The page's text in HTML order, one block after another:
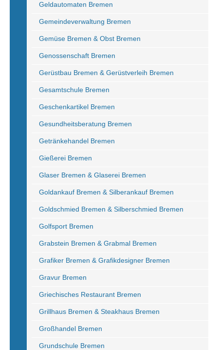
Geldautomaten Bremen
Gemeindeverwaltung Bremen
Gemüse Bremen & Obst Bremen
Genossenschaft Bremen
Gerüstbau Bremen & Gerüstverleih Bremen
Gesamtschule Bremen
Geschenkartikel Bremen
Gesundheitsberatung Bremen
Getränkehandel Bremen
Gießerei Bremen
Glaser Bremen & Glaserei Bremen
Goldankauf Bremen & Silberankauf Bremen
Goldschmied Bremen & Silberschmied Bremen
Golfsport Bremen
Grabstein Bremen & Grabmal Bremen
Grafiker Bremen & Grafikdesigner Bremen
Gravur Bremen
Griechisches Restaurant Bremen
Grillhaus Bremen & Steakhaus Bremen
Großhandel Bremen
Grundschule Bremen